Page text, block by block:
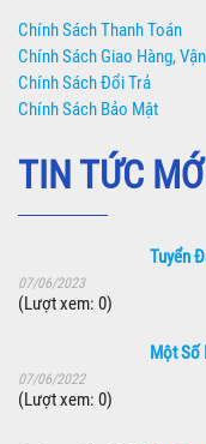
Chính Sách Thanh Toán
Chính Sách Giao Hàng,
Chính Sách Đổi Trả
Chính Sách Bảo Mật
TIN TỨC
Tuyển
07/06/2023
(Lượt xem: 0)
Một Số
07/06/2022
(Lượt xem: 0)